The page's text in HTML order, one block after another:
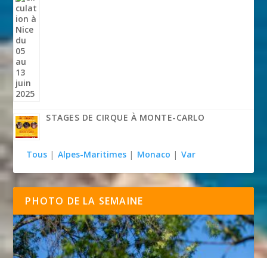
STAGES DE CIRQUE À MONTE-CARLO
Tous | Alpes-Maritimes | Monaco | Var
PHOTO DE LA SEMAINE